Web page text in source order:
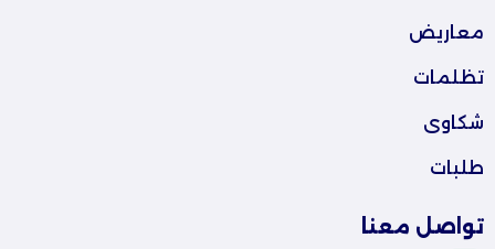
معاريض
تظلمات
شكاوى
طلبات
تواصل معنا